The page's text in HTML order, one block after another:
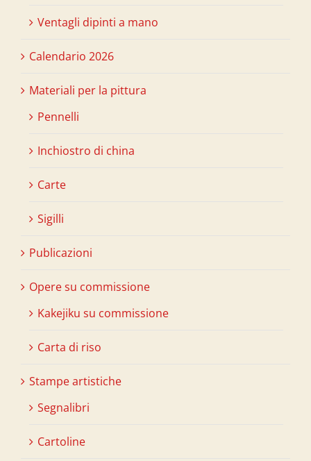
Ventagli dipinti a mano
Calendario 2026
Materiali per la pittura
Pennelli
Inchiostro di china
Carte
Sigilli
Publicazioni
Opere su commissione
Kakejiku su commissione
Carta di riso
Stampe artistiche
Segnalibri
Cartoline